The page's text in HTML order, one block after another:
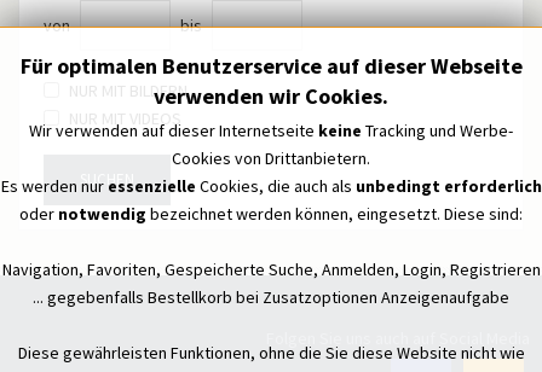
von bis
NUR MIT BILDERN
NUR MIT VIDEOS
SUCHEN
Für optimalen Benutzerservice auf dieser Webseite
verwenden wir Cookies.
Wir verwenden auf dieser Internetseite keine Tracking und Werbe-
Cookies von Drittanbietern.
Es werden nur essenzielle Cookies, die auch als unbedingt erforderlich
oder notwendig bezeichnet werden können, eingesetzt. Diese sind:
Navigation, Favoriten, Gespeicherte Suche, Anmelden, Login, Registrieren
... gegebenfalls Bestellkorb bei Zusatzoptionen Anzeigenaufgabe
Diese gewährleisten Funktionen, ohne die Sie diese Website nicht wie